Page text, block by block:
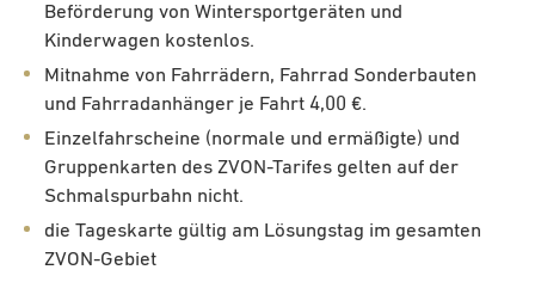
Beförderung von Wintersportgeräten und
Kinderwagen kostenlos.
Mitnahme von Fahrrädern, Fahrrad Sonderbauten
und Fahrradanhänger je Fahrt 4,00 €.
Einzelfahrscheine (normale und ermäßigte) und
Gruppenkarten des ZVON-Tarifes gelten auf der
Schmalspurbahn nicht.
die Tageskarte gültig am Lösungstag im gesamten
ZVON-Gebiet